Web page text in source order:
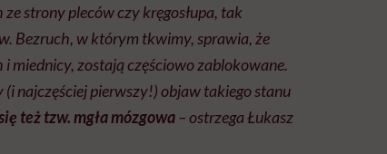
strony pleców czy kręgosłupa, tak
Bezruch, w którym tkwimy, sprawia, że
miednicy, zostają częściowo zablokowane.
najczęściej pierwszy!) objaw takiego stanu
też tzw. mgła mózgowa– ostrzega Łukasz